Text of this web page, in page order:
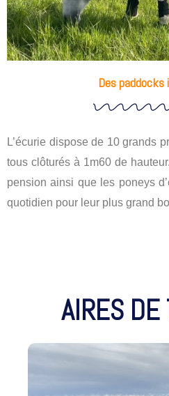
Des paddocks
L’écurie dispose de 10 grands
tous clôturés à 1m60 de
pension ainsi que les poneys
quotidien pour leur plus grand
AIRES DE